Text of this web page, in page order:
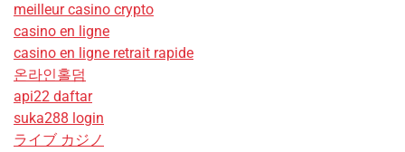
meilleur casino crypto
casino en ligne
casino en ligne retrait rapide
온라인홀덤
api22 daftar
suka288 login
ライブ カジノ